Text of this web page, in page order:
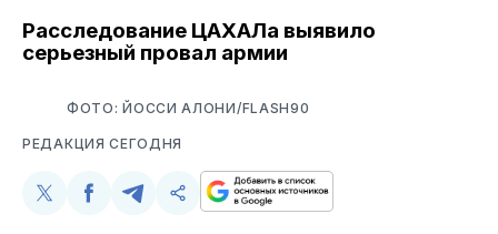
Расследование ЦАХАЛа выявило
серьезный провал армии
ФОТО: ЙОССИ АЛОНИ/FLASH90
РЕДАКЦИЯ СЕГОДНЯ
Поделиться
Поделиться
Поделиться
Скопируйте